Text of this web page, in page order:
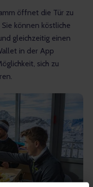
öffnet die Tür zu
können köstliche
gleichzeitig einen
in der App
sich zu